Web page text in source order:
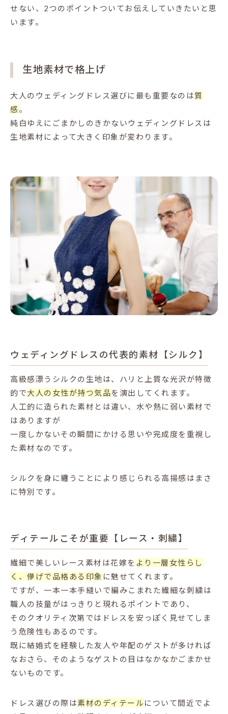
せない、2つのポイントついてお伝えしていきたいと思
います。
生地素材で格上げ
大人のウェディングドレス選びに最も重要なのは質
感。
純白ゆえにごまかしのきかないウェディングドレスは
生地素材によって大きく印象が変わります。
ウェディングドレスの代表的素材【シルク】
高級感漂うシルクの生地は、ハリと上質な光沢が特徴
的で大人の女性が持つ気品を演出してくれます。
人工的に造られた素材とは違い、水や熱に弱い素材で
はありますが
一度しかないその瞬間にかける思いや完成度を重視し
た素材なのです。
シルクを身に纏うことにより感じられる高揚感はまさ
に特別です。
ディテールこそが重要【レース・刺繍】
繊細で美しいレース素材は花嫁を より一層女性らし
く、儚げで品格ある印象 に魅せてくれます。
ですが、一本一本手縫いで編みこまれた繊細な刺繍は
職人の技量がはっきりと現れるポイントであり、
そのクオリティ次第ではドレスを安っぽく見せてしま
う危険性もあるのです。
既に結婚式を経験した友人や年配のゲストが多ければ
なおさら、そのようなゲストの目はなかなかごまかせ
ないものです。
ドレス選びの際は素材のディテール について間近でよ